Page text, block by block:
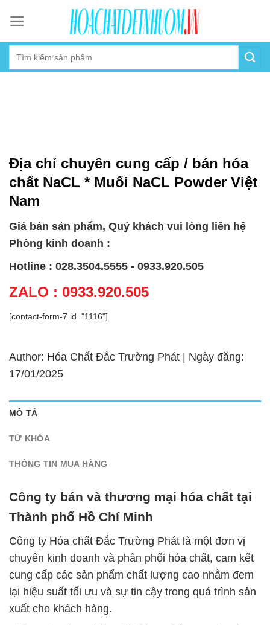
content
Địa chỉ chuyên cung cấp / bán hóa
chất NaCL * Muối NaCL Powder Việt
Nam
Giá bán sản phẩm, Quý khách vui lòng liên hệ
Phòng kinh doanh :
Hotline : 028.3504.5555 - 0933.920.505
ZALO : 0933.920.505
[contact-form-7 id="1116"]
Author: Hóa Chất Đắc Trường Phát | Ngày đăng:
17/01/2025
MÔ TẢ
TỪ KHÓA
THÔNG TIN MUA HÀNG
Công ty bán và thương mại hóa chất tại
Thành phố Hồ Chí Minh
Công ty Hóa chất Đắc Trường Phát là một đơn vị
chuyên kinh doanh và phân phối hóa chất, cam kết
cung cấp các sản phẩm chất lượng cao nhằm đem
lại hiệu suất tối ưu và sự tin cậy trong quá trình sản
xuất cho khách hàng.